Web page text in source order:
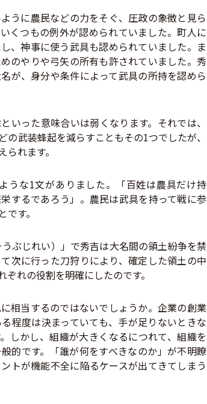
うに農民などの力をそぐ、圧政の象徴と見ら
くつもの例外が認められていました。町人に
、神事に使う武具も認められていました。ま
のやりや弓矢の所有も許されていました。秀
が、身分や条件によって武具の所持を認めら
った意味合いは弱くなります。それでは、
武装蜂起を減らすこともその1つでしたが、
れます。
うな1文がありました。「百姓は農具だけ持
するであろう」。農民は武具を持って戦に参
す。
ぶじれい）」で秀吉は大名間の領土紛争を禁
次に行った刀狩りにより、確定した領土の中
れの役割を明確にしたのです。
相当するのではないでしょうか。企業の創業
程度は決まっていても、手が足りないときな
しかし、組織が大きくなるにつれて、組織を
的です。「誰が何をすべきなのか」が不明瞭
トが機能不全に陥るケースが出てきてしまう